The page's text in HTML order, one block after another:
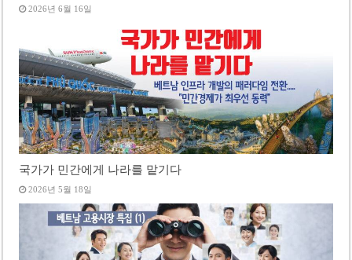
2026년 6월 16일
국가가 민간에게 나라를 맡기다
2026년 5월 18일